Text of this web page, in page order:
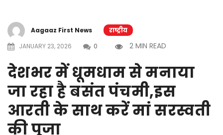
Aagaaz First News
राष्ट्रीय
JANUARY 23, 2026
0 2 MIN READ
देशभर में धूमधाम से मनाया
जा रहा है बसंत पंचमी,इस
आरती के साथ करें मां सरस्वती
की पूजा